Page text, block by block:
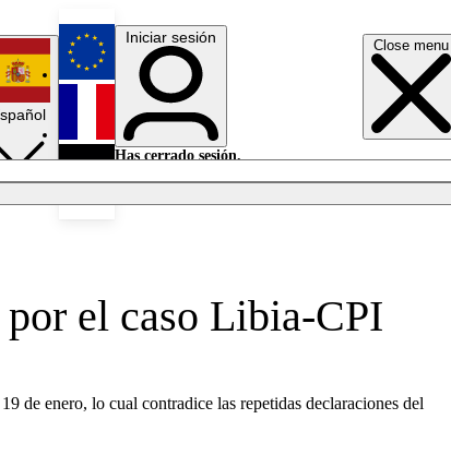
Close menu
English
Français
Iniciar sesión
Has cerrado sesión.
el caso Libia-CPI
de enero, lo cual contradice las repetidas declaraciones del